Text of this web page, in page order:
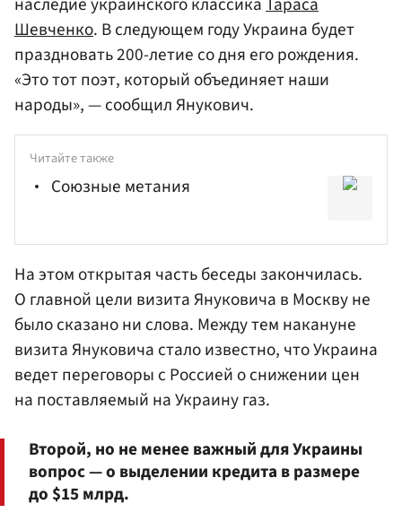
Шевченко. В следующем году Украина будет
праздновать 200-летие со дня его рождения.
«Это тот поэт, который объединяет наши
народы», — сообщил Янукович.
Читайте также
Союзные метания
На этом открытая часть беседы закончилась.
О главной цели визита Януковича в Москву не
было сказано ни слова. Между тем накануне
визита Януковича стало известно, что Украина
ведет переговоры с Россией о снижении цен
на поставляемый на Украину газ.
Второй, но не менее важный для Украины
вопрос — о выделении кредита в размере
до $15 млрд.